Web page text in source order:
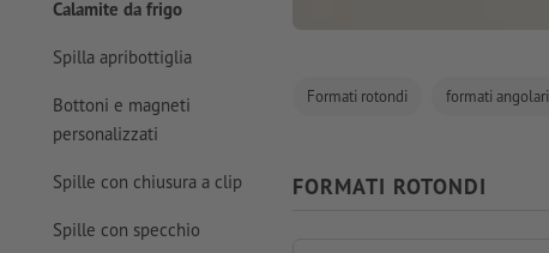
Calamite da frigo
Spilla apribottiglia
Bottoni e magneti
personalizzati
Spille con chiusura a clip
Spille con specchio
Formati rotondi formati angolari
FORMATI ROTONDI